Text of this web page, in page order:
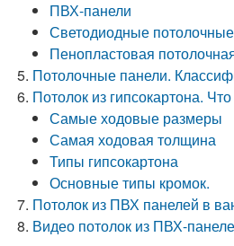
ПВХ-панели
Светодиодные
Пенопластовая
Потолочные панели.
Потолок из гипсокартона.
Самые ходовые размеры
Самая ходовая толщина
Типы гипсокартона
Основные типы кромок.
Потолок из ПВХ панелей в
Видео потолок из ПВХ-